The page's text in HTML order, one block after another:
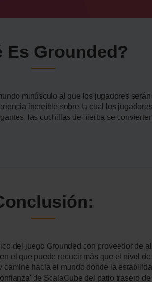
Es Grounded?
minúsculo al que los jugadores
increíble sobre la cual los
las cuchillas de hierba se
del juego Grounded con proveedor de
el que puede reducir más que el nivel
hacia el mundo donde la
de ScalaCube del patio trasero